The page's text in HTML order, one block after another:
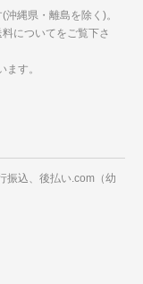
縄県・離島を除く)。
についてをご覧下さ
ます。
振込、後払い.com（幼